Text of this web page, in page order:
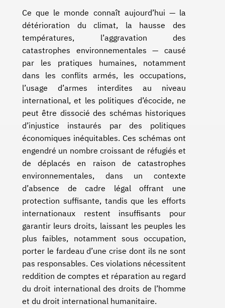
Ce que le monde connaît aujourd’hui — la
détérioration du climat, la hausse des
températures, l’aggravation des
catastrophes environnementales — causé
par les pratiques humaines, notamment
dans les conflits armés, les occupations,
l’usage d’armes interdites au niveau
international, et les politiques d’écocide, ne
peut être dissocié des schémas historiques
d’injustice instaurés par des politiques
économiques inéquitables. Ces schémas ont
engendré un nombre croissant de réfugiés et
de déplacés en raison de catastrophes
environnementales, dans un contexte
d’absence de cadre légal offrant une
protection suffisante, tandis que les efforts
internationaux restent insuffisants pour
garantir leurs droits, laissant les peuples les
plus faibles, notamment sous occupation,
porter le fardeau d’une crise dont ils ne sont
pas responsables. Ces violations nécessitent
reddition de comptes et réparation au regard
du droit international des droits de l’homme
et du droit international humanitaire.